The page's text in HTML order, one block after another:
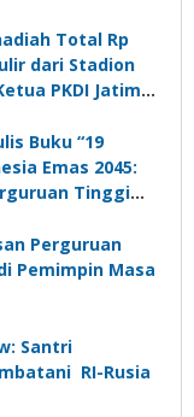
Total Rp
dari Stadion
PKDI Jatim:
Memajukan
Buku “19
Emas 2045:
Tinggi
Perguruan
Pemimpin Masa
Santri
RI-Rusia